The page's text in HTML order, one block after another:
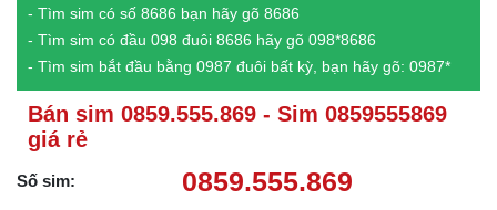
- Tìm sim có số 8686 bạn hãy gõ 8686
- Tìm sim có đầu 098 đuôi 8686 hãy gõ 098*8686
- Tìm sim bắt đầu bằng 0987 đuôi bất kỳ, bạn hãy gõ: 0987*
Bán sim 0859.555.869 - Sim 0859555869
giá rẻ
Số sim: 0859.555.869